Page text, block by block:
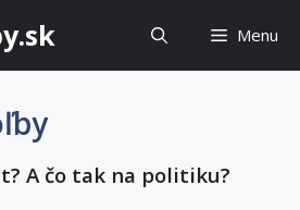
Menu
A čo tak na politiku?